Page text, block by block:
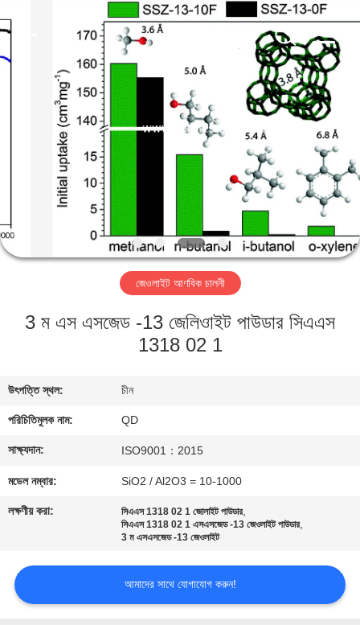
আমাদের
কারখানা
যোগাযোগ
করুন
খবর
সাইট
GROUP
CO.,LTD.
All
Reserved.
জেওলাইট আণবিক চালনী
3 ম এস এসজেড -13 জেলিওাইট পাউডার সিএএস
1318 02 1
উৎপত্তি স্থল: চীন
পরিচিতিমুলক নাম: QD
সাক্ষ্যদান: ISO9001：2015
মডেল নম্বার: SiO2 / Al2O3 = 10-1000
লক্ষণীয় করা: সিএএস 1318 02 1 জোলাইট পাউডার,
সিএএস 1318 02 1 এসএসজেড -13 জেওলাইট পাউডার,
3 ম এসএসজেড -13 জেওলাইট
আমাদের সাথে যোগাযোগ করুন!